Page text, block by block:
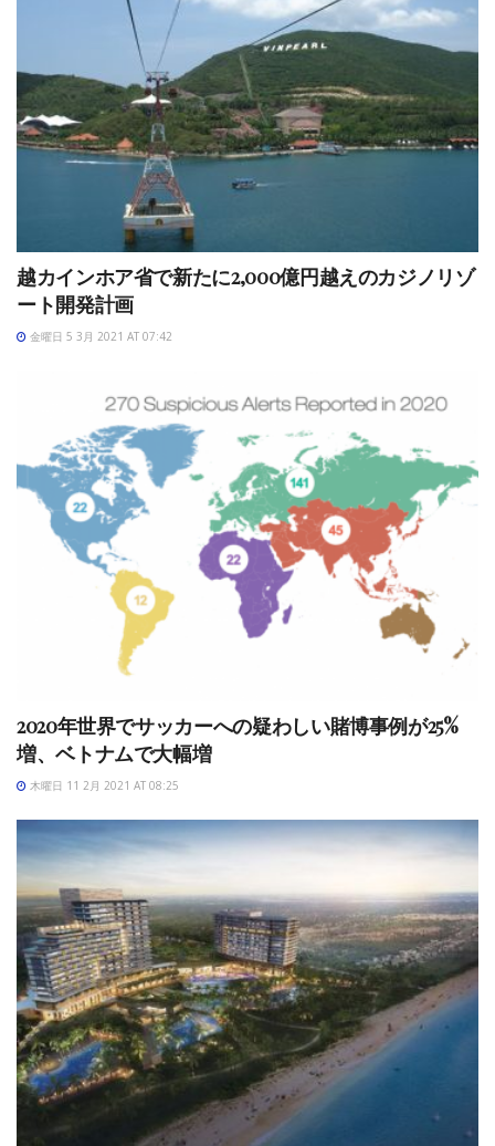
越カインホア省で新たに2,000億円越えのカジノリゾ
ート開発計画
金曜日 5 3月 2021 AT 07:42
2020年世界でサッカーへの疑わしい賭博事例が25%
増、ベトナムで大幅増
木曜日 11 2月 2021 AT 08:25